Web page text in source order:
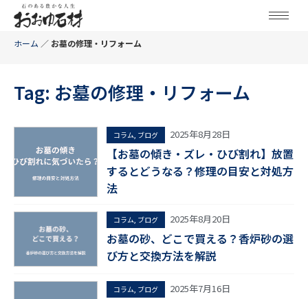
ホーム ／ お墓の修理・リフォーム
Tag: お墓の修理・リフォーム
コラム, ブログ 2025年8月28日
【お墓の傾き・ズレ・ひび割れ】放置
するとどうなる？修理の目安と対処方
法
コラム, ブログ 2025年8月20日
お墓の砂、どこで買える？香炉砂の選
び方と交換方法を解説
コラム, ブログ 2025年7月16日